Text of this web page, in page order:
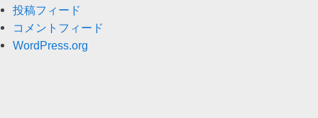
投稿フィード
コメントフィード
WordPress.org